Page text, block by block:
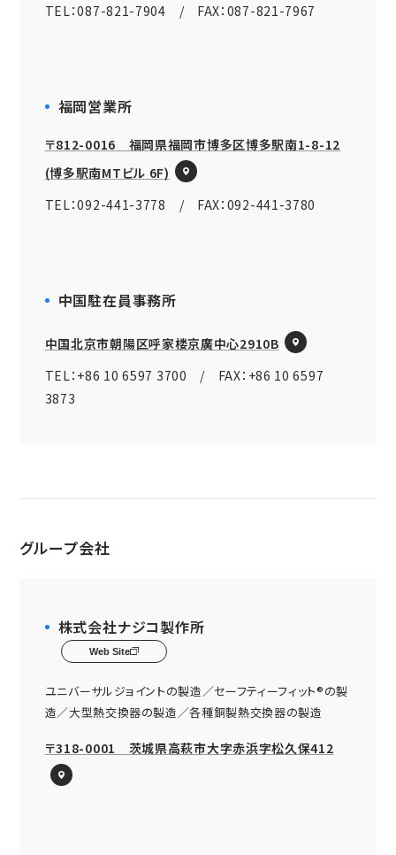
TEL：087-821-7904 / FAX：087-821-7967
福岡営業所
〒812-0016 福岡県福岡市博多区博多駅南1-8-12
(博多駅南MTビル 6F)
TEL：092-441-3778 / FAX：092-441-3780
中国駐在員事務所
中国北京市朝陽区呼家楼京廣中心2910B
TEL：+86 10 6597 3700 / FAX：+86 10 6597
3873
グループ会社
株式会社ナジコ製作所
Web Site
ユニバーサルジョイントの製造／セーフティーフィット®の製
造／大型熱交換器の製造／各種銅製熱交換器の製造
〒318-0001 茨城県高萩市大字赤浜字松久保412